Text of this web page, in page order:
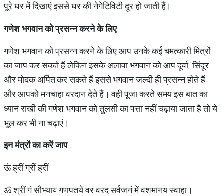
पूरे घर में दिखाएं इससे घर की नेगेटिविटी दूर हो जाती हैं।
गणेशभगवानकोप्रसन्नकरनेकेलिए
गणेश भगवान को प्रसन्न करने के लिए आप उनके कई चमत्कारी मित्रों
का जाप कर सकते हैं लेकिन इसके अलावा भगवान को आप दूर्वा, सिंदूर
और मोदक अर्पित कर सकते हैं इससे भगवान जल्दी ही प्रसन्न होते हैं
और आपको मनचाहा वरदान देते हैं। वही पूजा करते समय इस बात का
ध्यान राखी की गणेश भगवान को तुलसी का पत्ता नहीं चढ़ाया जाता है तो ये
भूल कर भी ना चढ़ाएं।
इनमंत्रोंकाकरेंजाप
ऊं ह्रीं ग्रीं ह्रीं
ॐ श्रीं गं सौभ्याय गणपतये वर वरद सर्वजनं में वशमानय स्वाहा।